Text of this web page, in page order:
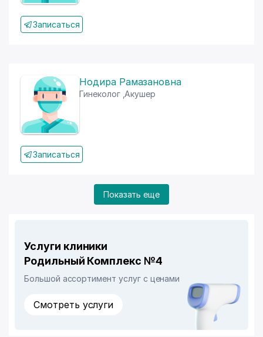
Записаться
Нодира Рамазановна
Гинеколог Акушер
Записаться
Показать еще
Услуги клиники
Родильный Комплекс №4
Большой ассортимент услуг с ценами
Смотреть услуги